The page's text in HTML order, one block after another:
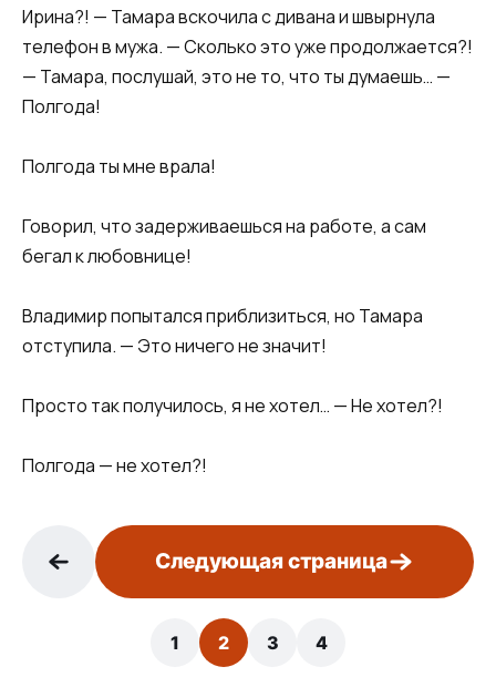
Ирина?! — Тамара вскочила с дивана и швырнула
телефон в мужа. — Сколько это уже продолжается?!
— Тамара, послушай, это не то, что ты думаешь… —
Полгода!
Полгода ты мне врала!
Говорил, что задерживаешься на работе, а сам
бегал к любовнице!
Владимир попытался приблизиться, но Тамара
отступила. — Это ничего не значит!
Просто так получилось, я не хотел… — Не хотел?!
Полгода — не хотел?!
Следующая страница
1 2 3 4